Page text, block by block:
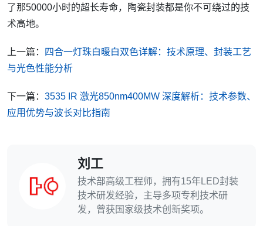
了那50000小时的超长寿命，陶瓷封装都是你不可绕过的技
术高地。
上一篇：
四合一灯珠白暖白双色详解：技术原理、封装工艺
与光色性能分析
下一篇： 3535 IR 激光850nm400MW 深度解析：技术参数、
应用优势与波长对比指南
刘工
技术部高级工程师，拥有15年LED封装
技术研发经验，主导多项专利技术研
发，曾获国家级技术创新奖项。